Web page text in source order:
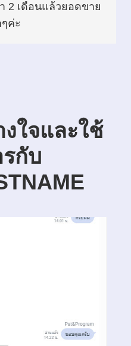
2 เดือนแล้วยอดขาย
ค่ะ
ใจและใช้
กับ